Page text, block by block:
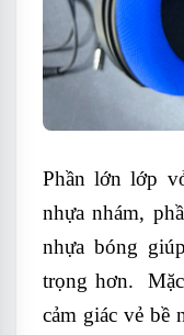
Phần lớn lớp
nhựa nhám,
nhựa bóng
trọng hơn.
cảm giác vẻ bề